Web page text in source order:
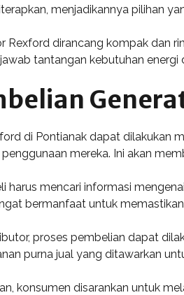
menjadikannya pilihan
Rexford dirancang kompak dan
tantangan kebutuhan energi
di Pontianak dapat dilakukan
mereka. Ini akan
harus mencari informasi
bermanfaat untuk
proses pembelian dapat
purna jual yang ditawarkan
konsumen disarankan untuk